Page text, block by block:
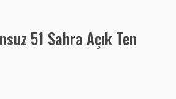
51 Sahra Açık Ten